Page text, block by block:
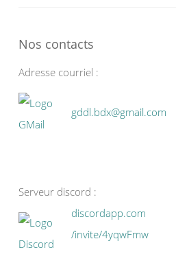
Nos contacts
Adresse courriel :
gddl.bdx@gmail.com
Serveur discord :
discordapp.com
/invite/4yqwFmw